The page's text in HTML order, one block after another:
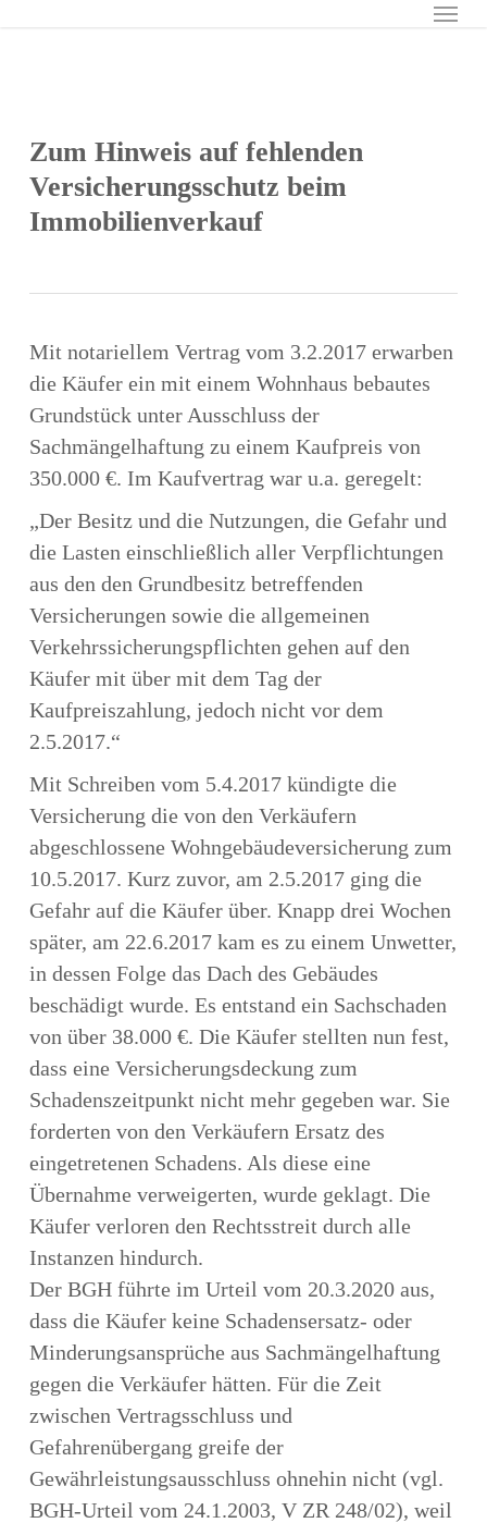
Zum Hinweis auf fehlenden
Versicherungsschutz beim
Immobilienverkauf
Mit notariellem Vertrag vom 3.2.2017 erwarben
die Käufer ein mit einem Wohnhaus bebautes
Grundstück unter Ausschluss der
Sachmängelhaftung zu einem Kaufpreis von
350.000 €. Im Kaufvertrag war u.a. geregelt:
„Der Besitz und die Nutzungen, die Gefahr und
die Lasten einschließlich aller Verpflichtungen
aus den den Grundbesitz betreffenden
Versicherungen sowie die allgemeinen
Verkehrssicherungspflichten gehen auf den
Käufer mit über mit dem Tag der
Kaufpreiszahlung, jedoch nicht vor dem
2.5.2017.“
Mit Schreiben vom 5.4.2017 kündigte die
Versicherung die von den Verkäufern
abgeschlossene Wohngebäudeversicherung zum
10.5.2017. Kurz zuvor, am 2.5.2017 ging die
Gefahr auf die Käufer über. Knapp drei Wochen
später, am 22.6.2017 kam es zu einem Unwetter,
in dessen Folge das Dach des Gebäudes
beschädigt wurde. Es entstand ein Sachschaden
von über 38.000 €. Die Käufer stellten nun fest,
dass eine Versicherungsdeckung zum
Schadenszeitpunkt nicht mehr gegeben war. Sie
forderten von den Verkäufern Ersatz des
eingetretenen Schadens. Als diese eine
Übernahme verweigerten, wurde geklagt. Die
Käufer verloren den Rechtsstreit durch alle
Instanzen hindurch.
Der BGH führte im Urteil vom 20.3.2020 aus,
dass die Käufer keine Schadensersatz- oder
Minderungsansprüche aus Sachmängelhaftung
gegen die Verkäufer hätten. Für die Zeit
zwischen Vertragsschluss und
Gefahrenübergang greife der
Gewährleistungsausschluss ohnehin nicht (vgl.
BGH-Urteil vom 24.1.2003, V ZR 248/02), weil